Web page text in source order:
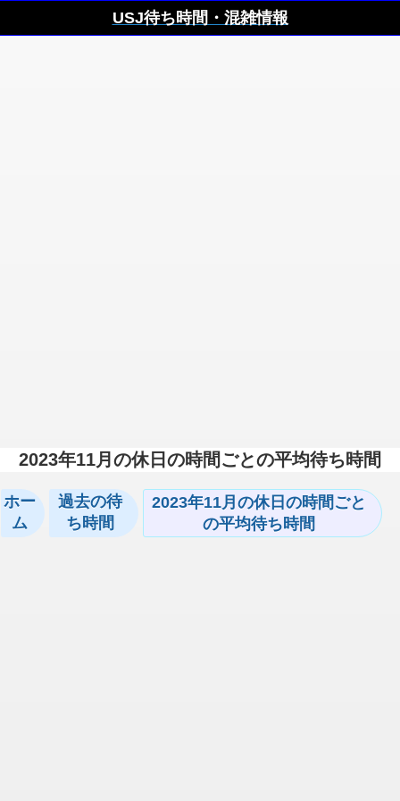
USJ待ち時間・混雑情報
2023年11月の休日の時間ごとの平均待ち時間
ホー
ム
過去の待
ち時間
2023年11月の休日の時間ごと
の平均待ち時間